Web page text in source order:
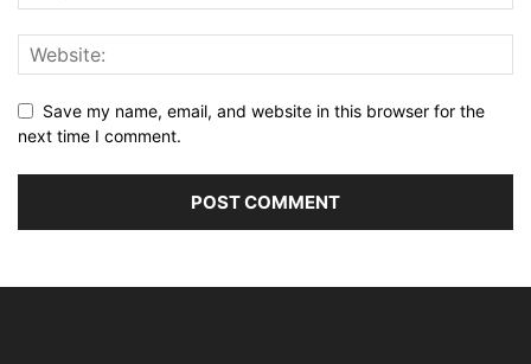
Save my name, email, and website in this browser for the
next time I comment.